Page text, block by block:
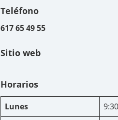
Teléfono
617 65 49 55
Sitio web
Horarios
Lunes